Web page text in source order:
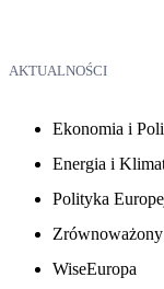
AKTUALNOŚCI
Ekonomia i
Energia i
Polityka
WiseEuropa